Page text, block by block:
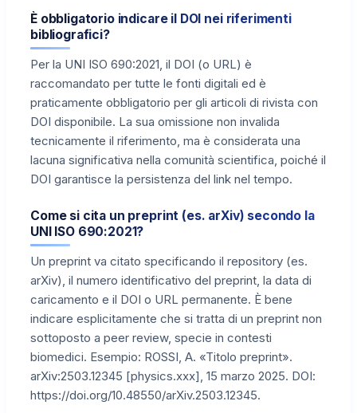
È obbligatorio indicare il DOI nei riferimenti
bibliografici?
Per la UNI ISO 690:2021, il DOI (o URL) è
raccomandato per tutte le fonti digitali ed è
praticamente obbligatorio per gli articoli di rivista con
DOI disponibile. La sua omissione non invalida
tecnicamente il riferimento, ma è considerata una
lacuna significativa nella comunità scientifica, poiché il
DOI garantisce la persistenza del link nel tempo.
Come si cita un preprint (es. arXiv) secondo la
UNI ISO 690:2021?
Un preprint va citato specificando il repository (es.
arXiv), il numero identificativo del preprint, la data di
caricamento e il DOI o URL permanente. È bene
indicare esplicitamente che si tratta di un preprint non
sottoposto a peer review, specie in contesti
biomedici. Esempio: ROSSI, A. «Titolo preprint».
arXiv:2503.12345 [physics.xxx], 15 marzo 2025. DOI:
https://doi.org/10.48550/arXiv.2503.12345.